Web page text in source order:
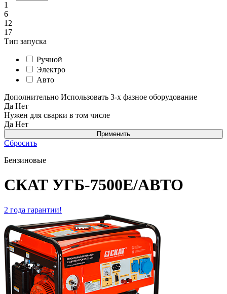
1
6
12
17
Тип запуска
Ручной
Электро
Авто
Дополнительно Использовать 3-х фазное оборудование
Да Нет
Нужен для сварки в том числе
Да Нет
Сбросить
Бензиновые
СКАТ УГБ-7500Е/АВТО
2 года гарантии!